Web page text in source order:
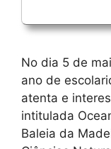
No dia 5 de
ano de
atenta e
intitulada
Baleia da